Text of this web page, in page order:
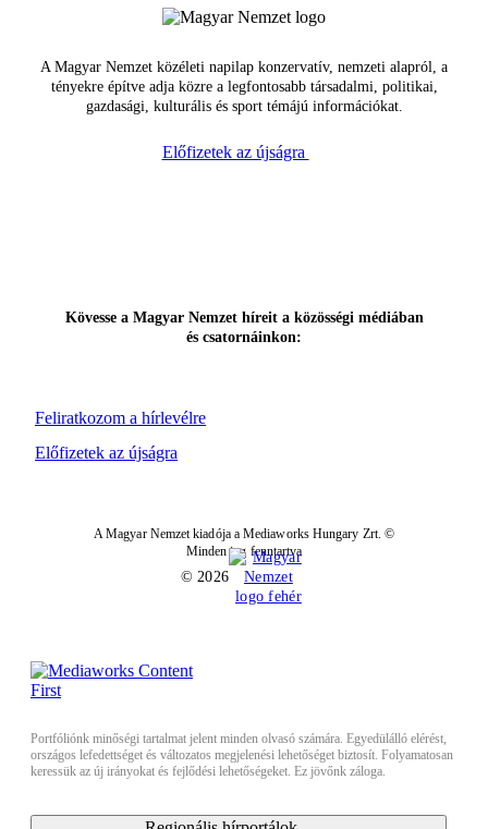
A Magyar Nemzet közéleti napilap konzervatív, nemzeti alapról, a
tényekre építve adja közre a legfontosabb társadalmi, politikai,
gazdasági, kulturális és sport témájú információkat.
Előfizetek az újságra
Feliratkozom a hírlevélre
Kövesse a Magyar Nemzet híreit a közösségi médiában
és csatornáinkon:
Előfizetek az újságra
A Magyar Nemzet kiadója a Mediaworks Hungary Zrt. ©
Minden jog fenntartva
© 2026
Portfóliónk minőségi tartalmat jelent minden olvasó számára. Egyedülálló elérést,
országos lefedettséget és változatos megjelenési lehetőséget biztosít. Folyamatosan
keressük az új irányokat és fejlődési lehetőségeket. Ez jövőnk záloga.